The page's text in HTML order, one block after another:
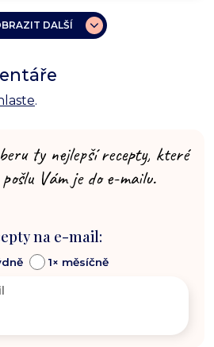
DALŠÍ
.
ty nejlepší recepty, které
Vám je do e-mailu.
na e-mail:
1× měsíčně